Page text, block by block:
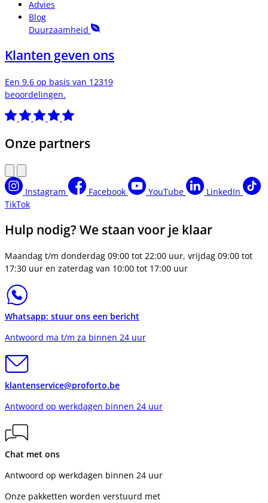
Advies
Blog
Duurzaamheid
Klanten geven ons
Een 9.6 op basis van 12319
beoordelingen.
Onze partners
Instagram Facebook YouTube
LinkedIn
TikTok
Hulp nodig? We staan voor je klaar
Maandag t/m donderdag 09:00 tot 22:00 uur, vrijdag 09:00 tot
17:30 uur en zaterdag van 10:00 tot 17:00 uur
Whatsapp: stuur ons een bericht
Antwoord ma t/m za binnen 24 uur
klantenservice@proforto.be
Antwoord op werkdagen binnen 24 uur
Chat met ons
Antwoord op werkdagen binnen 24 uur
Onze pakketten worden verstuurd met